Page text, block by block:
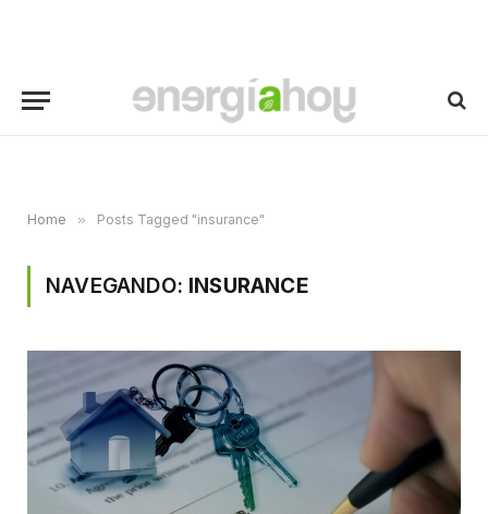
Home » Posts Tagged "insurance"
NAVEGANDO: INSURANCE